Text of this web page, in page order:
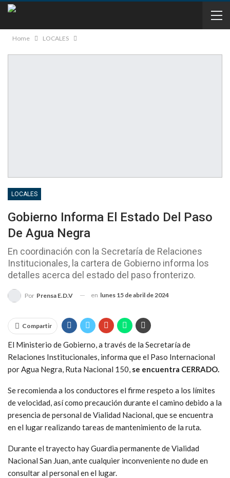
Home LOCALES
LOCALES
Gobierno Informa El Estado Del Paso
De Agua Negra
En coordinación con la Secretaría de Relaciones
Institucionales, la cartera de Gobierno informa los
detalles acerca del estado del paso fronterizo.
Por Prensa E.D.V en lunes 15 de abril de 2024
Compartir
El Ministerio de Gobierno, a través de la Secretaría de
Relaciones Institucionales, informa que el Paso Internacional
por Agua Negra, Ruta Nacional 150, se encuentra CERRADO.
Se recomienda a los conductores el firme respeto a los límites
de velocidad, así como precaución durante el camino debido a la
presencia de personal de Vialidad Nacional, que se encuentra
en el lugar realizando tareas de mantenimiento de la ruta.
Durante el trayecto hay Guardia permanente de Vialidad
Nacional San Juan, ante cualquier inconveniente no dude en
consultar al personal en el lugar.